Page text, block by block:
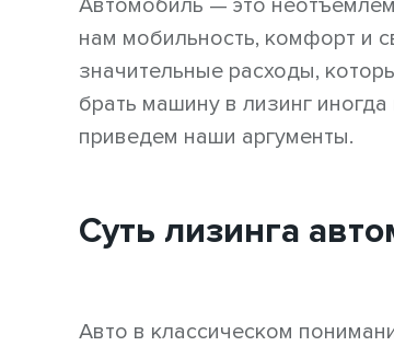
нам мобильность, комфорт и
значительные расходы,
брать машину в лизинг
приведем наши аргументы.
Суть лизинга
Авто в классическом